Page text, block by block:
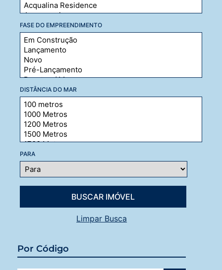
FASE DO EMPREENDIMENTO
DISTÂNCIA DO MAR
PARA
Limpar Busca
Por Código